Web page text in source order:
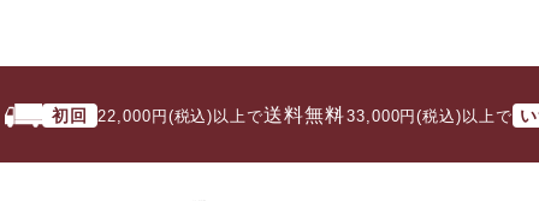
初回 22,000円(税込)以上で送料無料/ 33,000円(税込)以上で いつで